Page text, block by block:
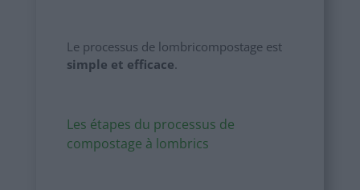
Le processus de lombricompostage est
simple et efficace.
Les étapes du processus de
compostage à lombrics